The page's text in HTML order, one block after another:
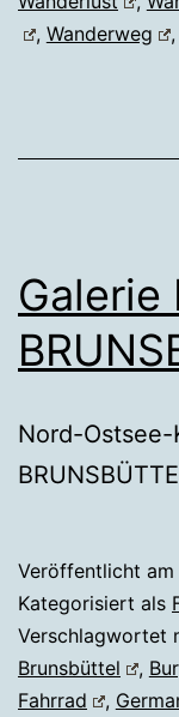
, Wanderweg ,
Galerie
Nord-Ostsee-
Veröffentlicht am
Kategorisiert als
Verschlagwortet
Brunsbüttel
,
Fahrrad
,